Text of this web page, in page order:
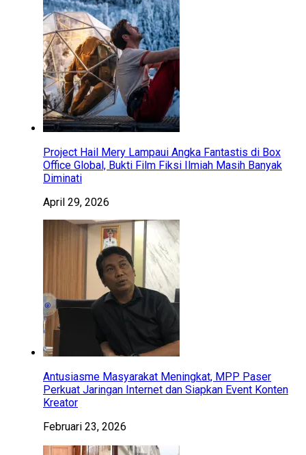
Project Hail Mery Lampaui Angka Fantastis di Box
Office Global, Bukti Film Fiksi Ilmiah Masih Banyak
Diminati
April 29, 2026
Antusiasme Masyarakat Meningkat, MPP Paser
Perkuat Jaringan Internet dan Siapkan Event Konten
Kreator
Februari 23, 2026